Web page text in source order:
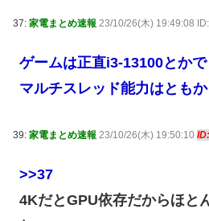
37: 家電まとめ速報 23/10/26(木) 19:49:08
ゲームは正直i3-13100とか
マルチスレッド能力はともか
39: 家電まとめ速報 23/10/26(木) 19:50:10
>>37
4KだとGPU依存だからほと